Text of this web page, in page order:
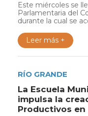
Este miércoles se
Parlamentaria del
durante la cual se
Leer más +
RÍO GRANDE
La Escuela
impulsa la
Productivos en